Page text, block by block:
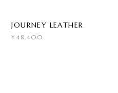
JOURNEY LEATHER
¥48,400